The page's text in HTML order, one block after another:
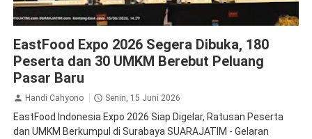
EastFood Expo 2026 Segera Dibuka, 180
Peserta dan 30 UMKM Berebut Peluang
Pasar Baru
Handi Cahyono Senin, 15 Juni 2026
EastFood Indonesia Expo 2026 Siap Digelar, Ratusan Peserta
dan UMKM Berkumpul di Surabaya SUARAJATIM - Gelaran